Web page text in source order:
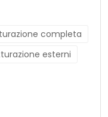
completa
esterni